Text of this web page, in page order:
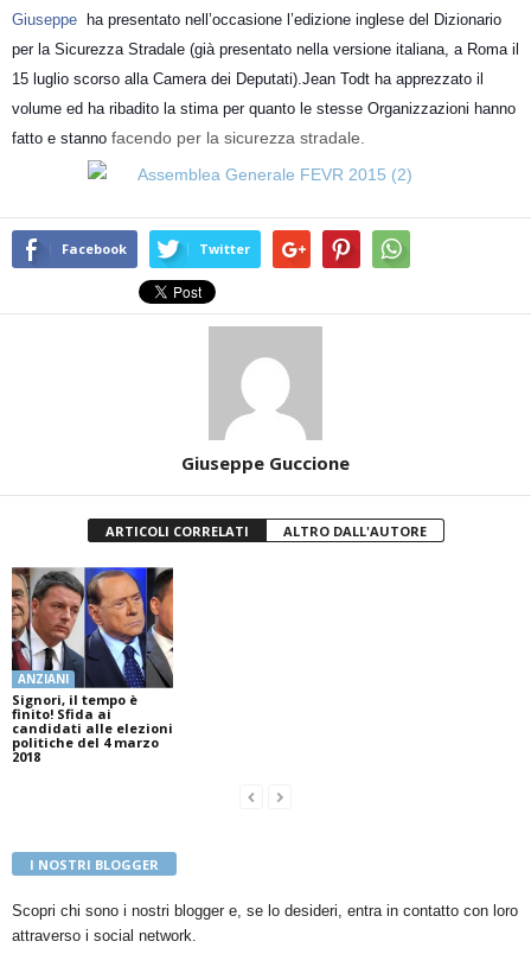
Giuseppe
ha presentato nell’occasione l’edizione inglese del Dizionario
per la Sicurezza Stradale (già presentato nella versione italiana, a Roma il
15 luglio scorso alla Camera dei Deputati).Jean Todt ha apprezzato il
volume ed ha ribadito la stima per quanto le stesse Organizzazioni hanno
fatto e stanno facendo per la sicurezza stradale.
Facebook Twitter
Giuseppe Guccione
ARTICOLI CORRELATI ALTRO DALL'AUTORE
ANZIANI
Signori, il tempo è
finito! Sfida ai
candidati alle elezioni
politiche del 4 marzo
2018
I NOSTRI BLOGGER
Scopri chi sono i nostri blogger e, se lo desideri, entra in contatto con loro
attraverso i social network.